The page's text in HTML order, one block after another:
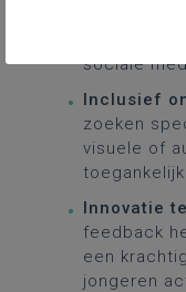
sociale
Inclusief
zoeken
visuele of
Innovatie
feedback
een
jongeren